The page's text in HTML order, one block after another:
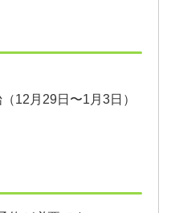
12月29日〜1月3日）